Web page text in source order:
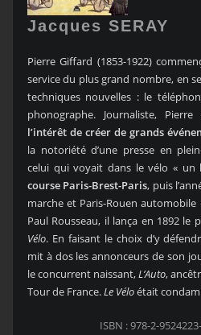
Jacques SERAY
Pierre Giffard (1853-1922)
service du plus grand nombre, en
techniques nouvelles : le
phonographe. Journaliste,
l’intérêt de créer de grands
la notoriété d’une presse en
celui qui voyait dans le vélo « un
course Paris-Brest-Paris, puis
marche et Paris-Rouen automobile
Paul Rousseau, il lança en 1892
Vélo. En faisant le choix d’y
mit à dos les annonceurs de son
le concurrent naissant,L’Auto,
Tour de France.Le Véloétait
ISBN : 978-2-